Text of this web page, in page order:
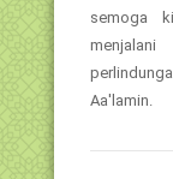
semoga
Aa'lamin.